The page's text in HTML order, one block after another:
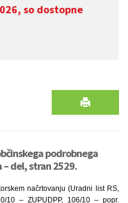
so dostopne
podrobnega
del, stran 2529.
načrtovanju (Uradni list RS,
10 – ZUPUDPP, 106/10 – popr.